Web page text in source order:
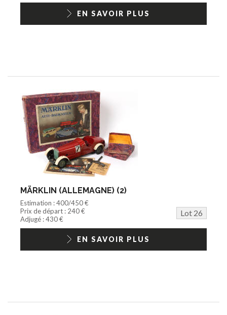
EN SAVOIR PLUS
MÄRKLIN (ALLEMAGNE) (2)
Estimation : 400/450 €
Prix de départ : 240 €
Lot 26
Adjugé : 430 €
EN SAVOIR PLUS